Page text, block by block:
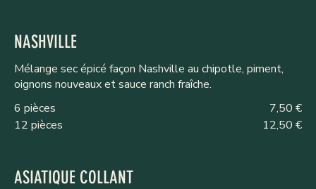
NASHVILLE
Mélange sec épicé façon Nashville au chipotle, piment,
oignons nouveaux et sauce ranch fraîche.
6 pièces
7,50 €
12 pièces
12,50 €
ASIATIQUE COLLANT